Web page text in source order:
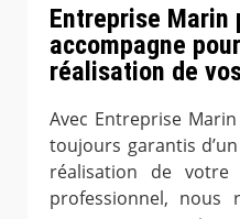
Entreprise
accompagne
réalisation de
Avec Entreprise
toujours garantis
réalisation de
professionnel, nous